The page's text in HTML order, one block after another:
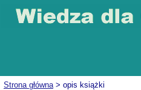
Strona główna> opis książki